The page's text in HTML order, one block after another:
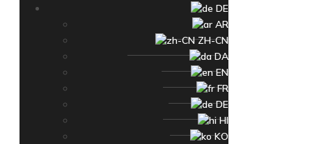
DE
AR
ZH-CN
DA
EN
FR
DE
HI
KO